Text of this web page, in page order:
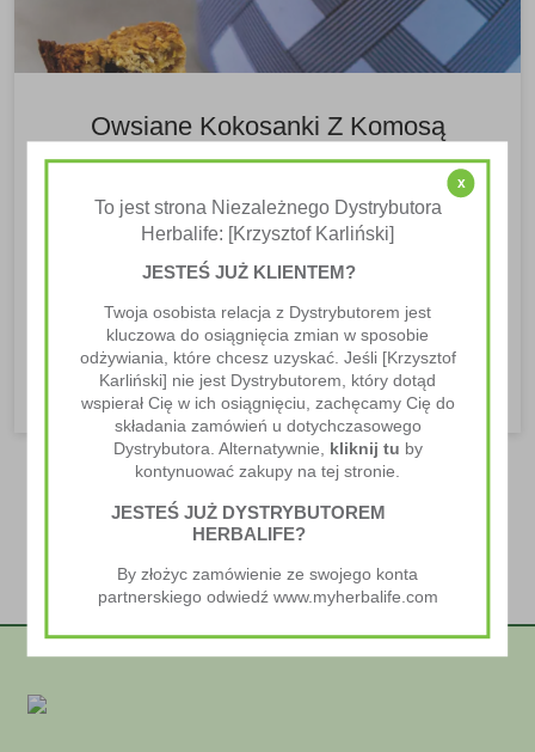
Owsiane Kokosanki Z Komosą
Ryżową
Przepisy Kulinarne Herbalife
Odżywki białkowej Formuła 3 Herbalife*, co sprawia, że
CZYTAJ WIĘCEJ
x
To jest strona Niezależnego Dystrybutora
Herbalife: [Krzysztof Karliński]
JESTEŚ JUŻ KLIENTEM?
Twoja osobista relacja z Dystrybutorem jest
kluczowa do osiągnięcia zmian w sposobie
odżywiania, które chcesz uzyskać. Jeśli [Krzysztof
Karliński] nie jest Dystrybutorem, który dotąd
wspierał Cię w ich osiągnięciu, zachęcamy Cię do
składania zamówień u dotychczasowego
Dystrybutora. Alternatywnie, kliknij tu by
kontynuować zakupy na tej stronie.
JESTEŚ JUŻ DYSTRYBUTOREM
HERBALIFE?
By złożyc zamówienie ze swojego konta
partnerskiego odwiedź www.myherbalife.com